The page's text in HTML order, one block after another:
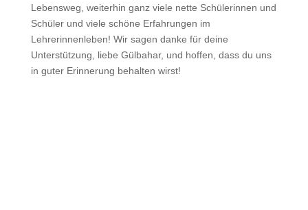
Lebensweg, weiterhin ganz viele nette Schülerinnen und
Schüler und viele schöne Erfahrungen im
Lehrerinnenleben! Wir sagen danke für deine
Unterstützung, liebe Gülbahar, und hoffen, dass du uns
in guter Erinnerung behalten wirst!